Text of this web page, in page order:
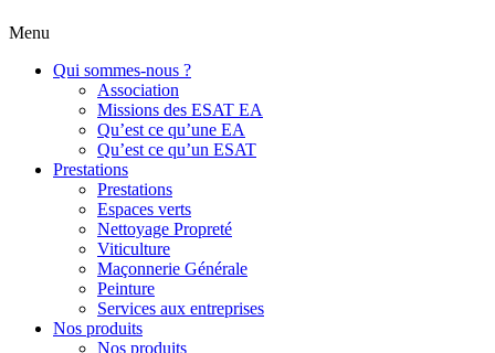
Menu
Qui sommes-nous ?
Association
Missions des ESAT EA
Qu’est ce qu’une EA
Qu’est ce qu’un ESAT
Prestations
Prestations
Espaces verts
Nettoyage Propreté
Viticulture
Maçonnerie Générale
Peinture
Services aux entreprises
Nos produits
Nos produits